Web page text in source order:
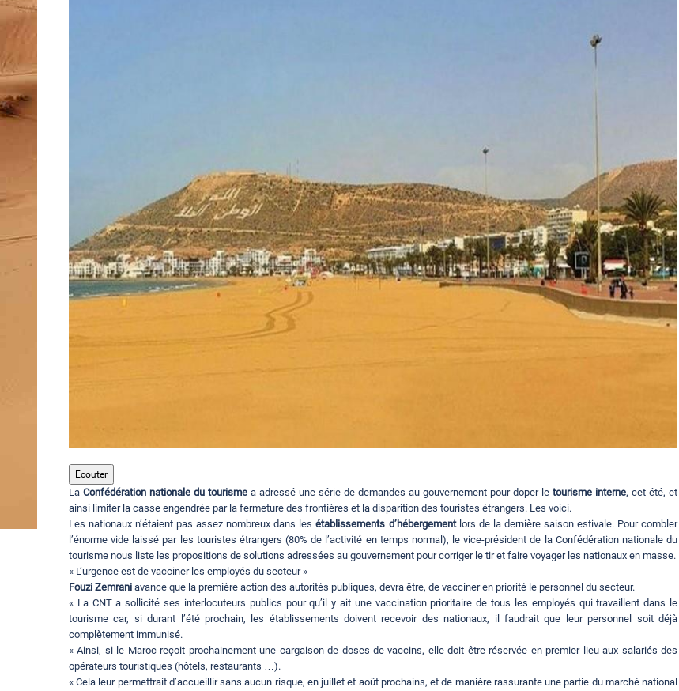
Ecouter
La Confédération nationale du tourisme a adressé une série de demandes au gouvernement pour doper le tourisme interne, cet été, et
ainsi limiter la casse engendrée par la fermeture des frontières et la disparition des touristes étrangers. Les voici.
Les nationaux n’étaient pas assez nombreux dans lesétablissements d’hébergementlors de la dernière saison estivale. Pour combler
l’énorme vide laissé par les touristes étrangers (80% de l’activité en temps normal), le vice-président de la Confédération nationale du
tourisme nous liste les propositions de solutions adressées au gouvernement pour corriger le tir et faire voyager les nationaux en masse.
« L’urgence est de vacciner les employés du secteur »
Fouzi Zemrani avance que la première action des autorités publiques, devra être, de vacciner en priorité le personnel du secteur.
« La CNT a sollicité ses interlocuteurs publics pour qu’il y ait une vaccination prioritaire de tous les employés qui travaillent dans le
tourisme car, si durant l’été prochain, les établissements doivent recevoir des nationaux, il faudrait que leur personnel soit déjà
complètement immunisé.
« Ainsi, si le Maroc reçoit prochainement une cargaison de doses de vaccins, elle doit être réservée en premier lieu aux salariés des
opérateurs touristiques (hôtels, restaurants …).
« Cela leur permettrait d’accueillir sans aucun risque, en juillet et août prochains, et de manière rassurante une partie du marché national